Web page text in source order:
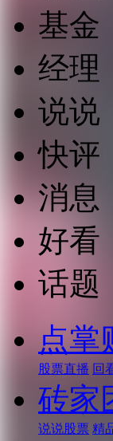
基金
经理
说说
快评
消息
好看
话题
点掌
股票直播 回
砖家
说说股票 精